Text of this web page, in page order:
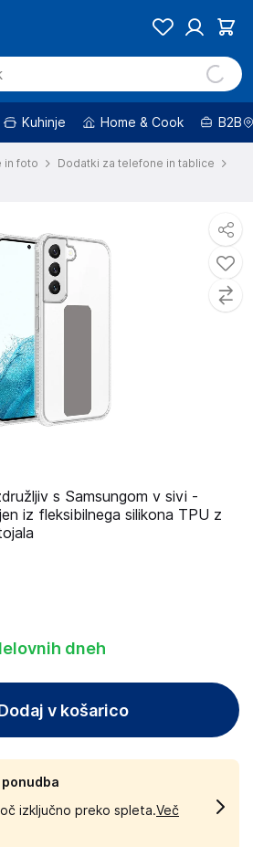
Kuhinje Home & Cook B2B
in foto
Dodatki za telefone in tablice
s Samsungom v sivi -
iz fleksibilnega silikona TPU z
dneh
v košarico
izključno preko spleta.Več